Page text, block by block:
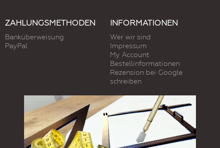
ZAHLUNGSMETHODEN
Banküberweisung
PayPal
INFORMATIONEN
Wer wir sind
Impressum
My Account
Bestellinformationen
Rezension bei Google
schreiben